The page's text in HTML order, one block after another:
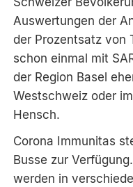
Auswertungen der
der Prozentsatz von
schon einmal mit
der Region Basel
Westschweiz oder
Hensch.
Corona Immunitas
Busse zur
werden in